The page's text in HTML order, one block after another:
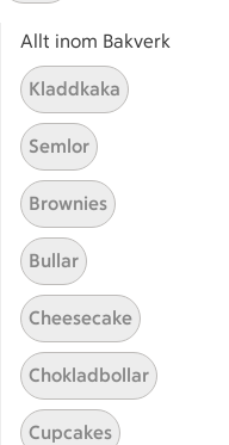
Sök ingrediens eller
Inga förslag
Rub
ReceptVisar 0 stycken
(0)
Allt inom Bakverk
Kladdkaka
Semlor
Brownies
Bullar
Cheesecake
Chokladbollar
Cupcakes